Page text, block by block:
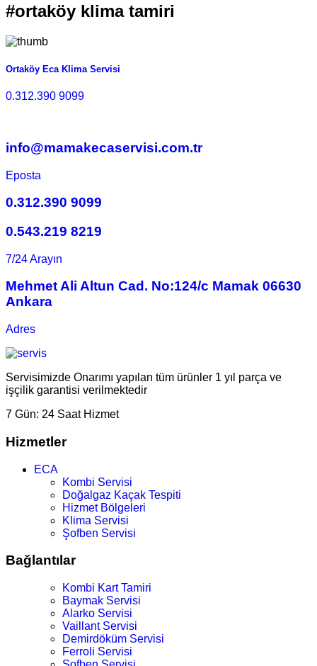
#ortaköy klima tamiri
Ortaköy Eca Klima Servisi
0.312.390 9099
info@mamakecaservisi.com.tr
Eposta
0.312.390 9099
0.543.219 8219
7/24 Arayın
Mehmet Ali Altun Cad. No:124/c Mamak 06630
Ankara
Adres
Servisimizde Onarımı yapılan tüm ürünler 1 yıl parça ve
işçilik garantisi verilmektedir
7 Gün: 24 Saat Hizmet
Hizmetler
ECA
Kombi Servisi
Doğalgaz Kaçak Tespiti
Hizmet Bölgeleri
Klima Servisi
Şofben Servisi
Bağlantılar
Kombi Kart Tamiri
Baymak Servisi
Alarko Servisi
Vaillant Servisi
Demirdöküm Servisi
Ferroli Servisi